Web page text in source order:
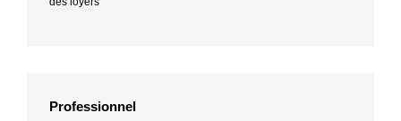
Professionnel